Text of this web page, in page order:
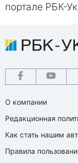
портале РБК-
О компании
Редакционная
Как стать нашим
Правила